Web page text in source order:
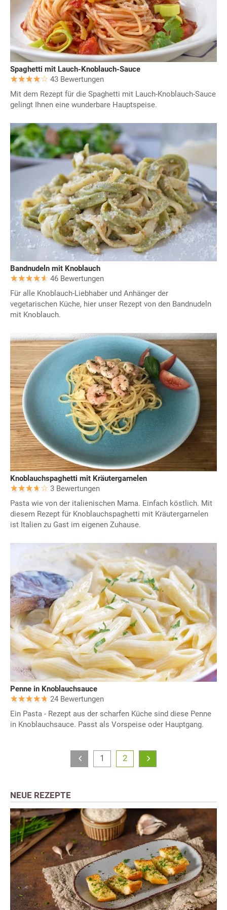
Spaghetti mit Lauch-Knoblauch-Sauce
43 Bewertungen
Mit dem Rezept für die Spaghetti mit Lauch-Knoblauch-Sauce
gelingt Ihnen eine wunderbare Hauptspeise.
Bandnudeln mit Knoblauch
46 Bewertungen
Für alle Knoblauch-Liebhaber und Anhänger der
vegetarischen Küche, hier unser Rezept von den Bandnudeln
mit Knoblauch.
Knoblauchspaghetti mit Kräutergarnelen
3 Bewertungen
Pasta wie von der italienischen Mama. Einfach köstlich. Mit
diesem Rezept für Knoblauchspaghetti mit Kräutergarnelen
ist Italien zu Gast im eigenen Zuhause.
Penne in Knoblauchsauce
24 Bewertungen
Ein Pasta - Rezept aus der scharfen Küche sind diese Penne
in Knoblauchsauce. Passt als Vorspeise oder Hauptgang.
1 2
NEUE REZEPTE